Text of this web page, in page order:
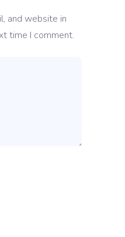
and website in
time I comment.